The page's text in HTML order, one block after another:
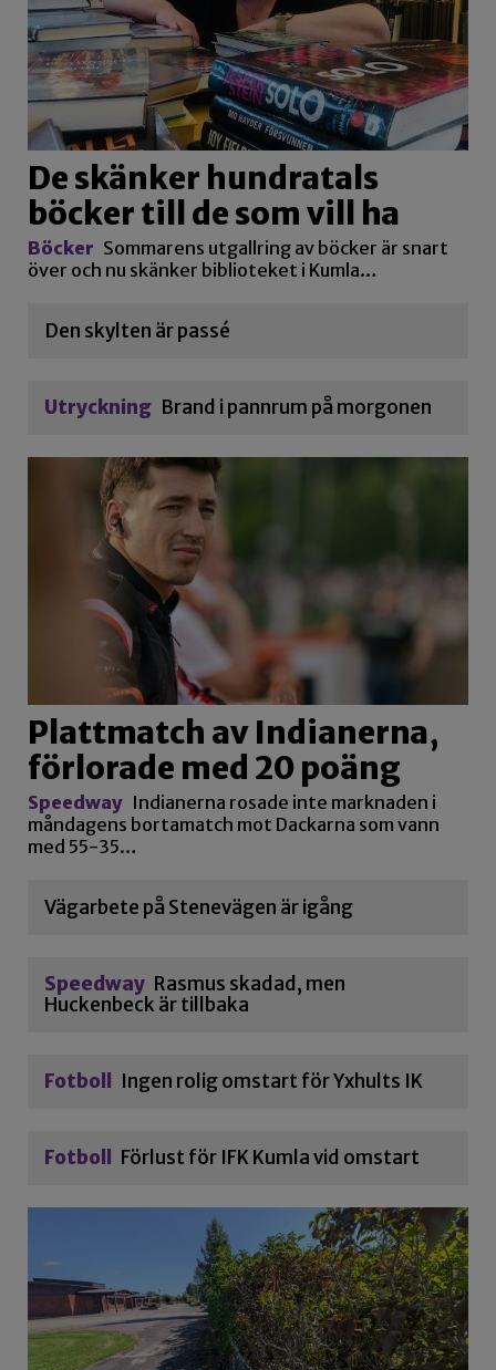
De skänker hundratals
böcker till de som vill ha
Böcker Sommarens utgallring av böcker är snart
över och nu skänker biblioteket i Kumla…
Den skylten är passé
Utryckning Brand i pannrum på morgonen
Plattmatch av Indianerna,
förlorade med 20 poäng
Speedway Indianerna rosade inte marknaden i
måndagens bortamatch mot Dackarna som vann
med 55-35…
Vägarbete på Stenevägen är igång
Speedway Rasmus skadad, men
Huckenbeck är tillbaka
Fotboll Ingen rolig omstart för Yxhults IK
Fotboll Förlust för IFK Kumla vid omstart